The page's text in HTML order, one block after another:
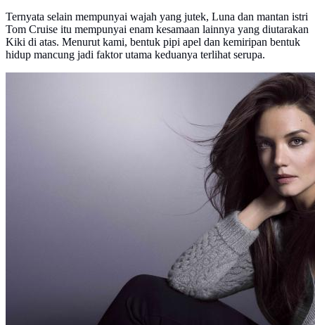
Ternyata selain mempunyai wajah yang jutek, Luna dan mantan istri
Tom Cruise itu mempunyai enam kesamaan lainnya yang diutarakan
Kiki di atas. Menurut kami, bentuk pipi apel dan kemiripan bentuk
hidup mancung jadi faktor utama keduanya terlihat serupa.